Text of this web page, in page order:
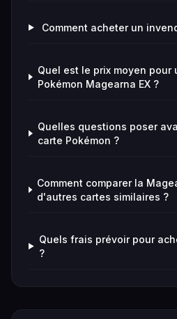
Comment acheter un
Quel est le prix moyen pour
Pokémon Magearna EX ?
Quelles questions poser
carte Pokémon ?
Comment comparer la
d'autres cartes similaires ?
Quels frais prévoir pour
?